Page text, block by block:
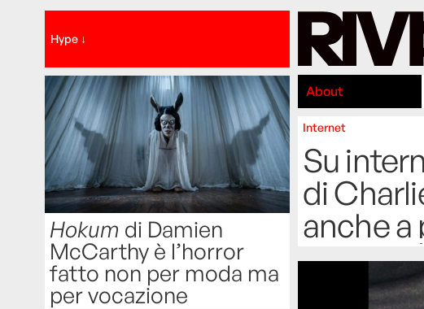
Hype ↓
Hokum di Damien
McCarthy è l’horror
fatto non per moda ma
per vocazione
About
Internet
Su
di
anche a